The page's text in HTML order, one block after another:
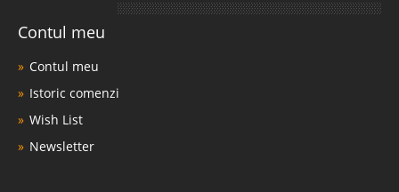
Contul meu
Contul meu
Istoric comenzi
Wish List
Newsletter